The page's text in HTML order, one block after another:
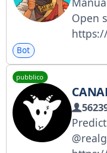
Open
Bot
pubblico